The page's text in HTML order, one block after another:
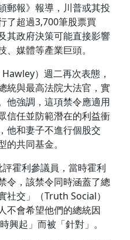
郵報》報導，川普或其投
了超過3,700筆股票買
其政府決策可能直接影響
媒體等產業巨頭。
）週二再次表態，
統與最高法院大法官，實
他強調，這項禁令應適用
信任並防範潛在的利益衝
他和妻子不進行個股交
共同基金。
霍利參議員，當時霍利
令，該禁令同時涵蓋了總
社交」（Truth Social）
不會希望他們的總統因
興起」而被「針對」。